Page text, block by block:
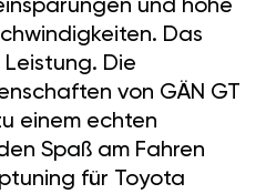
und hohe
Das
Leistung. Die
von GÄN GT
einem echten
Spaß am Fahren
für Toyota